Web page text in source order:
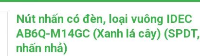
Nút nhấn có đèn, loại vuông IDEC
AB6Q-M14GC (Xanh lá cây) (SPDT,
nhấn nhả)